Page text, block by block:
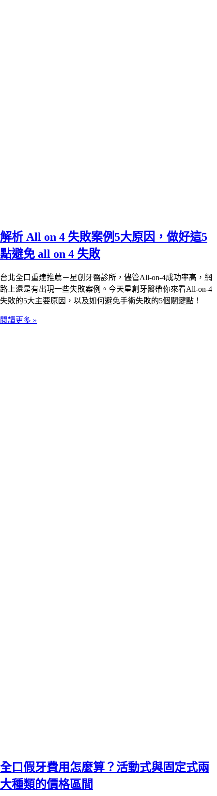
解析 All on 4 失敗案例5大原因，做好這5
點避免 all on 4 失敗
台北全口重建推薦－星創牙醫診所，儘管All-on-4成功率高，網
路上還是有出現一些失敗案例。今天星創牙醫帶你來看All-on-4
失敗的5大主要原因，以及如何避免手術失敗的5個關鍵點！
閱讀更多 »
全口假牙費用怎麼算？活動式與固定式兩
大種類的價格區間